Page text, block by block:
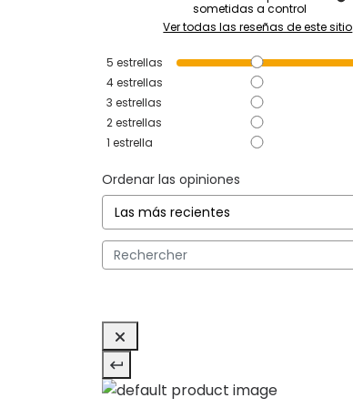
sometidas a control
Ver todas las reseñas de este sitio
5 estrellas
4estrellas
3 estrellas
2estrellas
1 estrella
Ordenar las opiniones